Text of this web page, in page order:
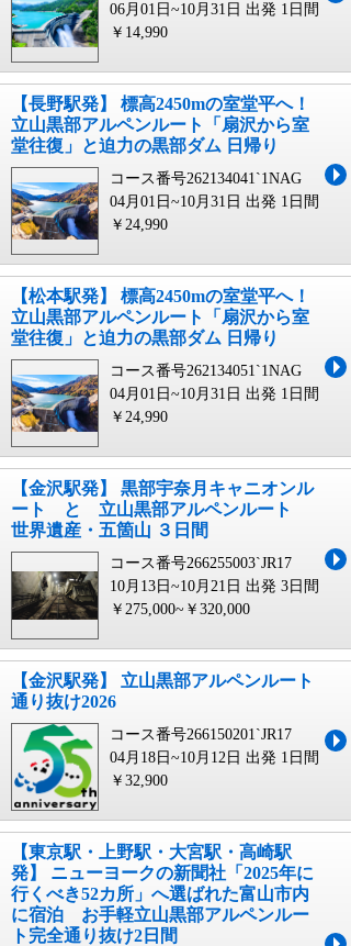
06月01日~10月31日 出発 1日間
￥14,990
【長野駅発】 標高2450mの室堂平へ！
立山黒部アルペンルート「扇沢から室
堂往復」と迫力の黒部ダム 日帰り
コース番号262134041`1NAG
04月01日~10月31日 出発 1日間
￥24,990
【松本駅発】 標高2450mの室堂平へ！
立山黒部アルペンルート「扇沢から室
堂往復」と迫力の黒部ダム 日帰り
コース番号262134051`1NAG
04月01日~10月31日 出発 1日間
￥24,990
【金沢駅発】 黒部宇奈月キャニオンル
ート と 立山黒部アルペンルート
世界遺産・五箇山 ３日間
コース番号266255003`JR17
10月13日~10月21日 出発 3日間
￥275,000~￥320,000
【金沢駅発】 立山黒部アルペンルート
通り抜け2026
コース番号266150201`JR17
04月18日~10月12日 出発 1日間
￥32,900
【東京駅・上野駅・大宮駅・高崎駅
発】 ニューヨークの新聞社「2025年に
行くべき52カ所」へ選ばれた富山市内
に宿泊 お手軽立山黒部アルペンルー
ト完全通り抜け2日間